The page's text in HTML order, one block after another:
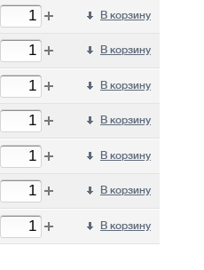
В корзину
В корзину
В корзину
В корзину
В корзину
В корзину
В корзину